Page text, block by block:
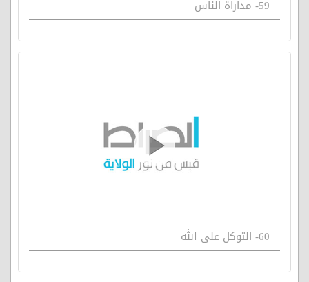
59- مداراة الناس
60- التوكل على الله